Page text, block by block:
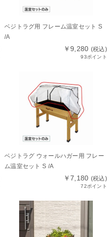
ベジトラグ用 フレーム温室セット S
/A
￥9,280 (税込)
93ポイント
ベジトラグ ウォールハガー用 フレー
ム温室セット S /A
￥7,180 (税込)
72ポイント